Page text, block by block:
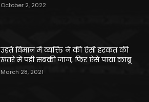
October 2, 2022
उड़ते विमान में व्यक्ति ने की ऐसी हरकत की
खतरे में पड़ी सबकी जान, फिर ऐसे पाया काबू
March 28, 2021